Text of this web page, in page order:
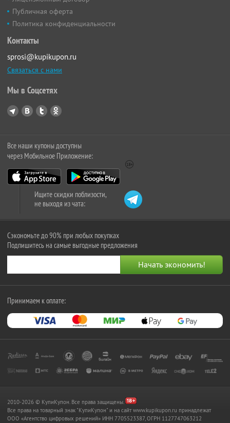
Публичная оферта
Политика конфиденциальности
Контакты
sprosi@kupikupon.ru
Связаться с нами
Мы в Соцсетях
Все наши купоны доступны
через Мобильное Приложение:
Ищите скидки поблизости,
не выходя из чата:
Сэкономьте до 90% при любых покупках
Подпишитесь на самые выгодные предложения
Принимаем к оплате:
2010-2026 © КупиКупон. Все права защищены.
Все права на товарный знак "КупиКупон" и на сайт www.kupikupon.ru принадлежат
OOO «Агентство цифровых решений» ИНН 7705523387, ОГРН 1127747063212